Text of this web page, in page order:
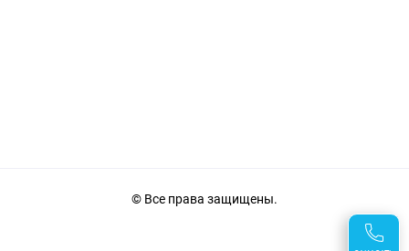
© Все права защищены.